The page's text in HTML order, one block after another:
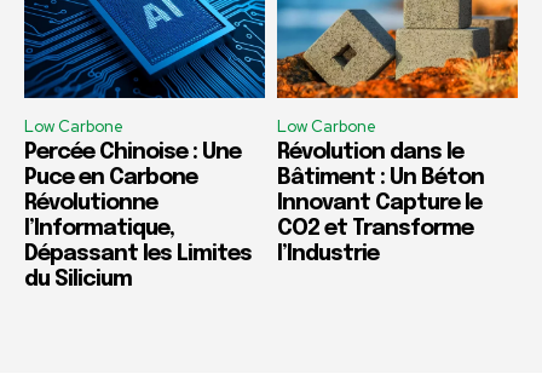
Low Carbone
Percée Chinoise : Une
Puce en Carbone
Révolutionne
l’Informatique,
Dépassant les Limites
du Silicium
Low Carbone
Révolution dans le
Bâtiment : Un Béton
Innovant Capture le
CO2 et Transforme
l’Industrie